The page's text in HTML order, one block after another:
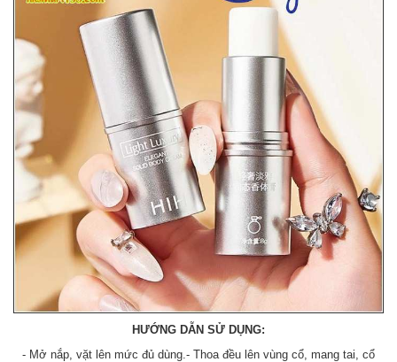
HƯỚNG DẪN SỬ DỤNG:
- Mở nắp, vặt lên mức đủ dùng.- Thoa đều lên vùng cổ, mang tai, cổ